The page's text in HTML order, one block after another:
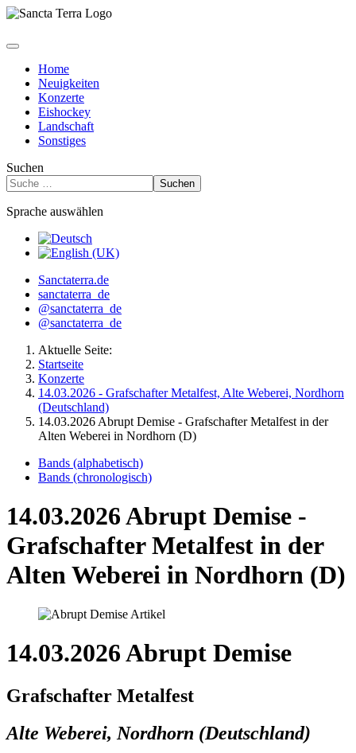
Home
Neuigkeiten
Konzerte
Eishockey
Landschaft
Sonstiges
Suchen
Suchen
Sprache auswählen
Sanctaterra.de
sanctaterra_de
@sanctaterra_de
@sanctaterra_de
Aktuelle Seite:
Startseite
Konzerte
14.03.2026 - Grafschafter Metalfest, Alte Weberei, Nordhorn
(Deutschland)
14.03.2026 Abrupt Demise - Grafschafter Metalfest in der
Alten Weberei in Nordhorn (D)
Bands (alphabetisch)
Bands (chronologisch)
14.03.2026 Abrupt Demise -
Grafschafter Metalfest in der
Alten Weberei in Nordhorn (D)
14.03.2026 Abrupt Demise
Grafschafter Metalfest
Alte Weberei, Nordhorn (Deutschland)